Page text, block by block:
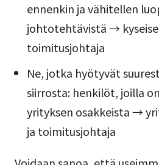
ennenkin ja vähitellen
johtotehtävistä →
toimitusjohtaja
Ne, jotka hyötyvät
siirrosta: henkilöt, joilla
yrityksen osakkeista →
ja toimitusjohtaja